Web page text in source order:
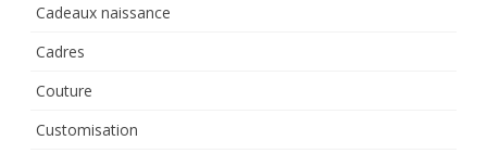
Cadeaux naissance
Cadres
Couture
Customisation